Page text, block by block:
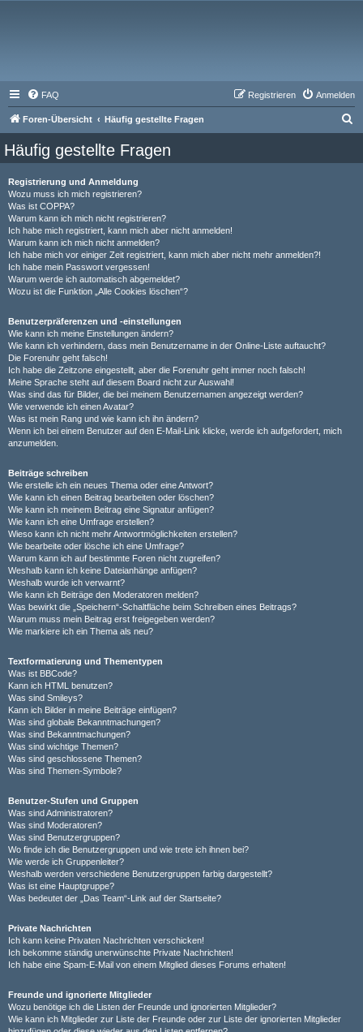
FAQ Anmelden
Registrieren
Foren-Übersicht Häufig gestellte Fragen
Häufig gestellte Fragen
Registrierung und Anmeldung
Wozu muss ich mich registrieren?
Was ist COPPA?
Warum kann ich mich nicht registrieren?
Ich habe mich registriert, kann mich aber nicht anmelden!
Warum kann ich mich nicht anmelden?
Ich habe mich vor einiger Zeit registriert, kann mich aber nicht mehr anmelden?!
Ich habe mein Passwort vergessen!
Warum werde ich automatisch abgemeldet?
Wozu ist die Funktion „Alle Cookies löschen“?
Benutzerpräferenzen und -einstellungen
Wie kann ich meine Einstellungen ändern?
Wie kann ich verhindern, dass mein Benutzername in der Online-Liste auftaucht?
Die Forenuhr geht falsch!
Ich habe die Zeitzone eingestellt, aber die Forenuhr geht immer noch falsch!
Meine Sprache steht auf diesem Board nicht zur Auswahl!
Was sind das für Bilder, die bei meinem Benutzernamen angezeigt werden?
Wie verwende ich einen Avatar?
Was ist mein Rang und wie kann ich ihn ändern?
Wenn ich bei einem Benutzer auf den E-Mail-Link klicke, werde ich aufgefordert, mich
anzumelden.
Beiträge schreiben
Wie erstelle ich ein neues Thema oder eine Antwort?
Wie kann ich einen Beitrag bearbeiten oder löschen?
Wie kann ich meinem Beitrag eine Signatur anfügen?
Wie kann ich eine Umfrage erstellen?
Wieso kann ich nicht mehr Antwortmöglichkeiten erstellen?
Wie bearbeite oder lösche ich eine Umfrage?
Warum kann ich auf bestimmte Foren nicht zugreifen?
Weshalb kann ich keine Dateianhänge anfügen?
Weshalb wurde ich verwarnt?
Wie kann ich Beiträge den Moderatoren melden?
Was bewirkt die „Speichern“-Schaltfläche beim Schreiben eines Beitrags?
Warum muss mein Beitrag erst freigegeben werden?
Wie markiere ich ein Thema als neu?
Textformatierung und Thementypen
Was ist BBCode?
Kann ich HTML benutzen?
Was sind Smileys?
Kann ich Bilder in meine Beiträge einfügen?
Was sind globale Bekanntmachungen?
Was sind Bekanntmachungen?
Was sind wichtige Themen?
Was sind geschlossene Themen?
Was sind Themen-Symbole?
Benutzer-Stufen und Gruppen
Was sind Administratoren?
Was sind Moderatoren?
Was sind Benutzergruppen?
Wo finde ich die Benutzergruppen und wie trete ich ihnen bei?
Wie werde ich Gruppenleiter?
Weshalb werden verschiedene Benutzergruppen farbig dargestellt?
Was ist eine Hauptgruppe?
Was bedeutet der „Das Team“-Link auf der Startseite?
Private Nachrichten
Ich kann keine Privaten Nachrichten verschicken!
Ich bekomme ständig unerwünschte Private Nachrichten!
Ich habe eine Spam-E-Mail von einem Mitglied dieses Forums erhalten!
Freunde und ignorierte Mitglieder
Wozu benötige ich die Listen der Freunde und ignorierten Mitglieder?
Wie kann ich Mitglieder zur Liste der Freunde oder zur Liste der ignorierten Mitglieder